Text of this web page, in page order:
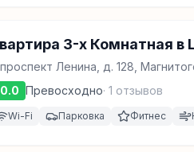
3-х Комнатная в
проспект Ленина, д. 128,
Превосходно· 1 отзывов
Wi-Fi Парковка Фитнес